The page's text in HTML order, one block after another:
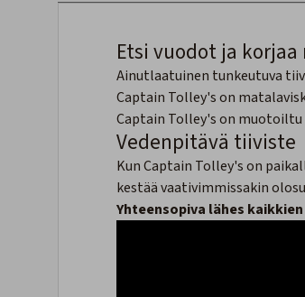
Etsi vuodot ja
Ainutlaatuinen tunkeutuva
Captain Tolley's on
Captain Tolley's on muotoiltu
Vedenpitävä tiiviste
Kun Captain Tolley's on
kestää vaativimmissakin
Yhteensopiva lähes